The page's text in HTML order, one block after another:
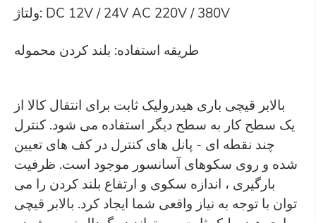
ولتاژ: DC 12V / 24V AC 220V / 380V
طریقه استفاده: بلند کردن محموله
بالابر قیچی باری هیدرولیک ثابت برای انتقال کالا از
یک سطح کار به سطح دیگر استفاده می شود. کنترل
چند نقطه ای - پانل های کنترل در کف های تعیین
شده و روی سکوهای آسانسور موجود است. ظرفیت
بارگیری ، اندازه سکوی و ارتفاع بلند کردن را می
توان با توجه به نیاز واقعی شما ایجاد کرد. بالابر قیچی